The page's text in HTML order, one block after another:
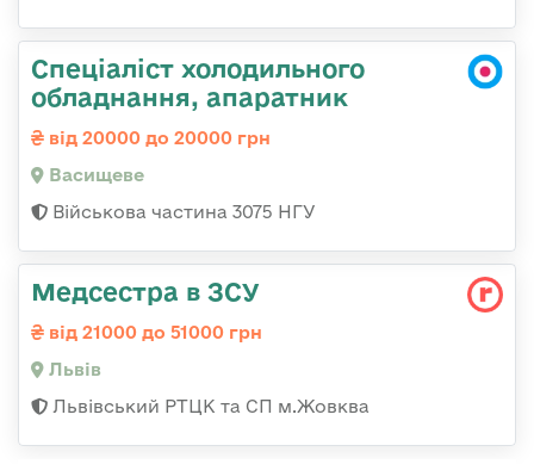
Спеціаліст холодильного
обладнання, апаратник
від 20000 до 20000 грн
Васищеве
Військова частина 3075 НГУ
Медсестра в ЗСУ
від 21000 до 51000 грн
Львів
Львівський РТЦК та СП м.Жовква